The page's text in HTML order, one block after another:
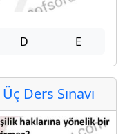
D E
Ders Sınavı